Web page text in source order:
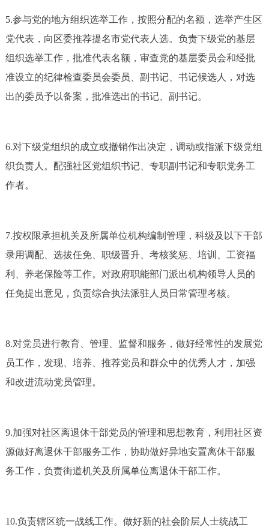
5.参与党的地方组织选举工作，按照分配的名额，选举产生区
党代表，向区委推荐提名市党代表人选。负责下级党的基层
组织选举工作，批准代表名额，审查党的基层委员会和经批
准设立的纪律检查委员会委员、副书记、书记候选人，对选
出的委员予以备案，批准选出的书记、副书记。
6.对下级党组织的成立或撤销作出决定，调动或指派下级党组
织负责人。配强社区党组织书记、专职副书记和专职党务工
作者。
7.按权限承担机关及所属单位机构编制管理，科级及以下干部
录用调配、选拔任免、职级晋升、考核奖惩、培训、工资福
利、养老保险等工作。对政府职能部门派出机构领导人员的
任免提出意见，负责综合执法派驻人员日常管理考核。
8.对党员进行教育、管理、监督和服务，做好经常性的发展党
员工作，发现、培养、推荐党员和群众中的优秀人才，加强
和改进流动党员管理。
9.加强对社区离退休干部党员的管理和思想教育，利用社区资
源做好离退休干部服务工作，协助做好异地安置离休干部服
务工作，负责街道机关及所属单位离退休干部工作。
10.负责辖区统一战线工作。做好新的社会阶层人士统战工